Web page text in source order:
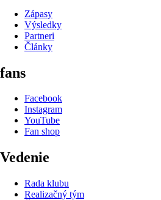
Zápasy
Výsledky
Partneri
Články
fans
Facebook
Instagram
YouTube
Fan shop
Vedenie
Rada klubu
Realizačný tým